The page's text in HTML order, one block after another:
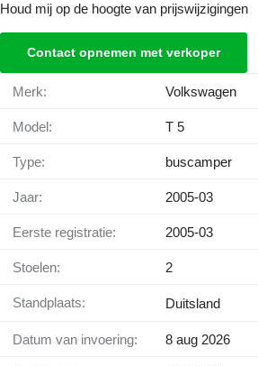
Houd mij op de hoogte van prijswijzigingen
Contact opnemen met verkoper
Merk: Volkswagen
Model: T 5
Type: buscamper
Jaar: 2005-03
Eerste registratie: 2005-03
Stoelen: 2
Standplaats: Duitsland
Datum van invoering: 8 aug 2026